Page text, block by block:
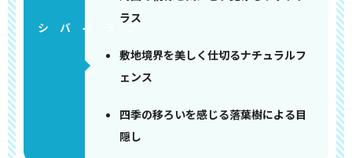
ラス
敷地境界を美しく仕切るナチュラルフ
ェンス
四季の移ろいを感じる落葉樹による目
隠し